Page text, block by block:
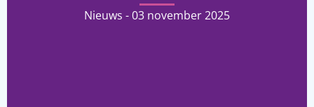
Nieuws - 03 november 2025